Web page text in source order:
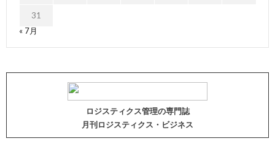
31
« 7月
ロジスティクス管理の専門誌
月刊ロジスティクス・ビジネス